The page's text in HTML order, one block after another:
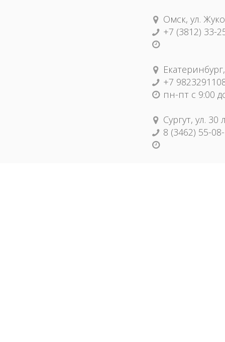
Омск, ул.
+7 (3812) 33-
+7
пн-пт с 9:00
Сургут, ул.
8 (3462) 55-